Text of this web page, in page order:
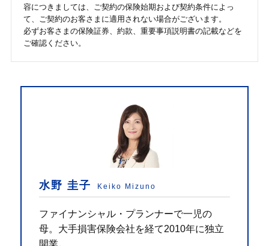
容につきましては、ご契約の保険始期および契約条件によっ
て、ご契約のお客さまに適用されない場合がございます。
必ずお客さまの保険証券、約款、重要事項説明書の記載などを
ご確認ください。
水野 圭子 Keiko Mizuno
ファイナンシャル・プランナーで一児の
母。大手損害保険会社を経て2010年に独立
開業。